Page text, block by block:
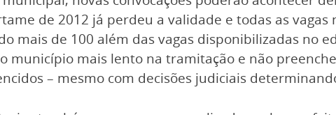
de 2012 já perdeu a validade e todas as
mais de 100 além das vagas disponibilizadas no
município mais lento na tramitação e não
– mesmo com decisões judiciais